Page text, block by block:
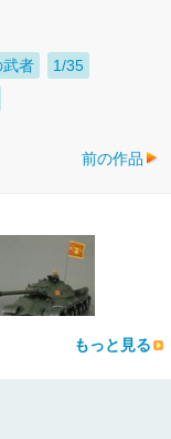
武者
1/35
前の作品
もっと見る